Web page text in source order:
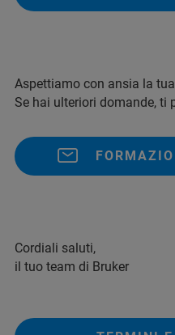
Aspettiamo con ansia la
Se hai ulteriori domande, ti
Cordiali saluti,
il tuo team di Bruker